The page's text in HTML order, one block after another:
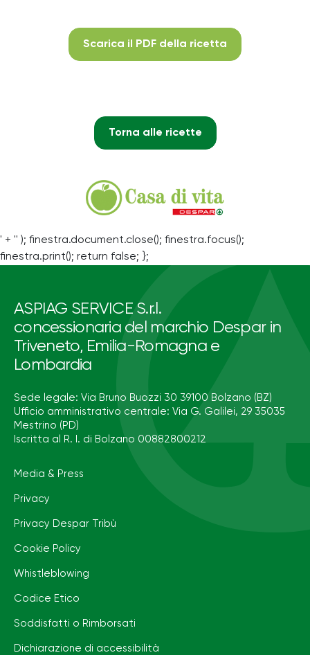
Scarica il PDF della ricetta
Torna alle ricette
' + '' ); finestra.document.close(); finestra.focus();
finestra.print(); return false; };
ASPIAG SERVICE S.r.l.
concessionaria del marchio Despar in
Triveneto, Emilia-Romagna e
Lombardia
Sede legale: Via Bruno Buozzi 30 39100 Bolzano (BZ)
Ufficio amministrativo centrale: Via G. Galilei, 29 35035
Mestrino (PD)
Iscritta al R. I. di Bolzano 00882800212
Media & Press
Privacy
Privacy Despar Tribù
Cookie Policy
Whistleblowing
Codice Etico
Soddisfatti o Rimborsati
Dichiarazione di accessibilità